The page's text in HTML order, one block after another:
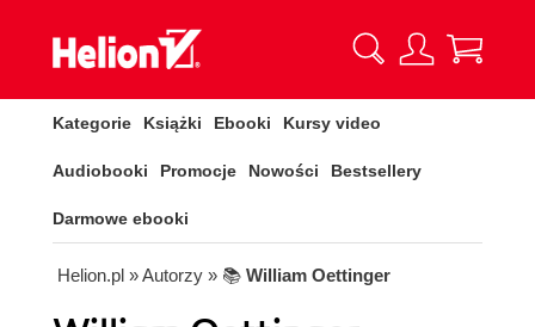
Kategorie Książki Ebooki Kursy video
Audiobooki Promocje Nowości Bestsellery
Darmowe ebooki
Helion.pl » Autorzy » 📚 William Oettinger